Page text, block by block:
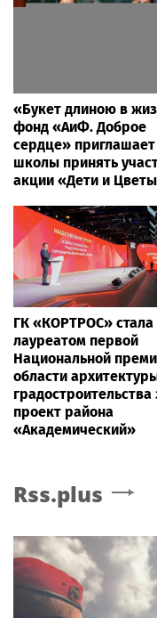
«Букет длиною в
фонд «АиФ. Доброе
сердце» приглашает
школы принять
акции «Дети и
ГК «КОРТРОС» стала
лауреатом первой
Национальной
области
градостроительства
проект района
«Академический»
Rss.plus